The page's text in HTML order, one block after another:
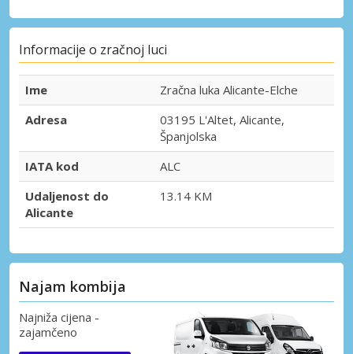
Informacije o zračnoj luci
Ime
Zračna luka Alicante-Elche
Adresa
03195 L'Altet, Alicante,
Španjolska
IATA kod
ALC
Udaljenost do
Alicante
13.14 KM
Najam kombija
Najniža cijena -
zajamčeno